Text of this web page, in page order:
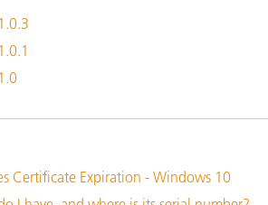
Certificate Expiration - Windows 10